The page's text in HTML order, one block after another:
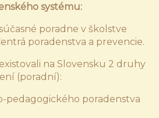
systému:
poradne v školstve
poradenstva a prevencie.
na Slovensku 2 druhy
(poradní):
pedagogického poradenstva